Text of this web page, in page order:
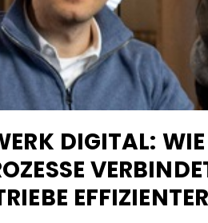
DIGITAL: WIE